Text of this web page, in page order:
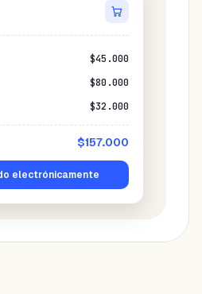
$45.000
$80.000
$32.000
$157.000
electrónicamente